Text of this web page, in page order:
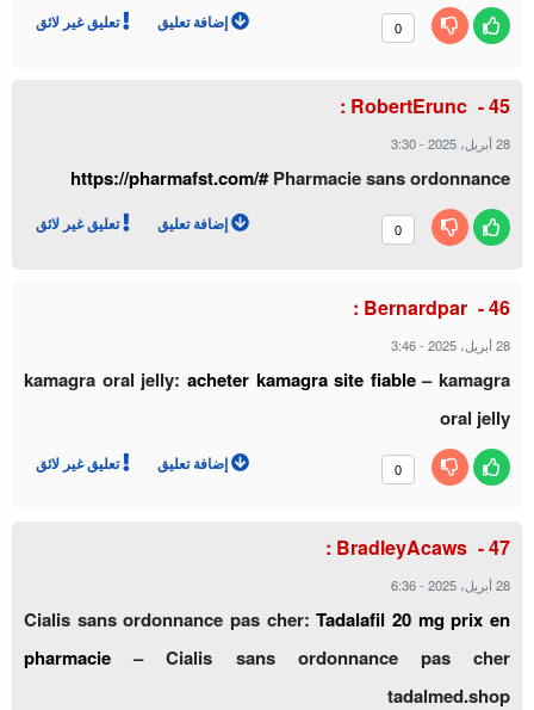
0 إضافة تعليق تعليق غير لائق
RobertErunc :
28 أبريل، 2025 -
3:30
https://pharmafst.com/#Pharmacie sans ordonnance
0 إضافة تعليق تعليق غير لائق
Bernardpar :
28 أبريل، 2025 -
3:46
kamagra oral jelly: acheter kamagra site fiable– kamagra
oral jelly
0 إضافة تعليق تعليق غير لائق
BradleyAcaws :
28 أبريل، 2025 -
6:36
Cialis sans ordonnance pas cher:Tadalafil 20 mg prix en
pharmacie – Cialis sans ordonnance pas cher
tadalmed.shop